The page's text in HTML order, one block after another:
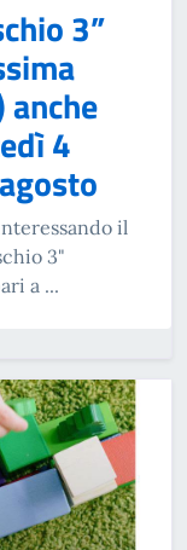
3”
anche
4
il
3"
a ...